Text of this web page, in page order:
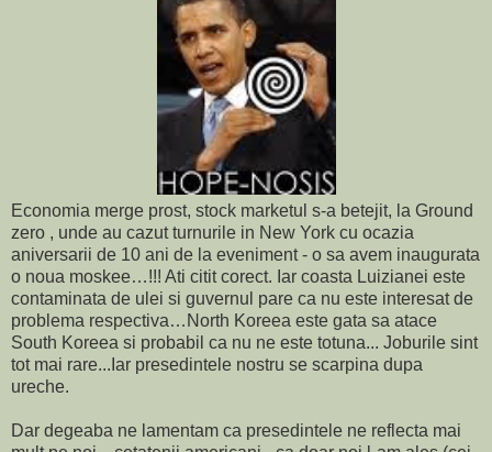
Economia merge prost, stock marketul s-a betejit, la Ground
zero , unde au cazut turnurile in New York cu ocazia
aniversarii de 10 ani de la eveniment - o sa avem inaugurata
o noua moskee…!!! Ati citit corect. Iar coasta Luizianei este
contaminata de ulei si guvernul pare ca nu este interesat de
problema respectiva…North Koreea este gata sa atace
South Koreea si probabil ca nu ne este totuna... Joburile sint
tot mai rare...Iar presedintele nostru se scarpina dupa
ureche.
Dar degeaba ne lamentam ca presedintele ne reflecta mai